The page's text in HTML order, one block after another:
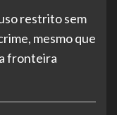
restrito sem
mesmo que
fronteira